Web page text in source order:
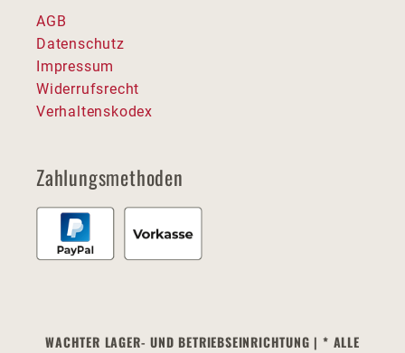
AGB
Datenschutz
Impressum
Widerrufsrecht
Verhaltenskodex
Zahlungsmethoden
WACHTER LAGER- UND BETRIEBSEINRICHTUNG | * ALLE